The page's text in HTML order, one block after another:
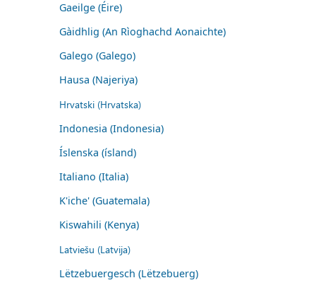
Gaeilge (Éire)
Gàidhlig (An Rìoghachd Aonaichte)
Galego (Galego)
Hausa (Najeriya)
Hrvatski (Hrvatska)
Indonesia (Indonesia)
Íslenska (ísland)
Italiano (Italia)
K'iche' (Guatemala)
Kiswahili (Kenya)
Latviešu (Latvija)
Lëtzebuergesch (Lëtzebuerg)